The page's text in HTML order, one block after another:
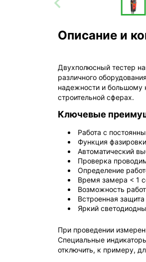
Описание и
Двухполюсный тестер
различного
надежности и большому
строительной сферах.
Ключевые
Работа с
Функция
Автоматический
Проверка
Определение
Время замера < 1
Возможность
Встроенная защита
Яркий
При проведении
Специальные
отключить, к примеру,